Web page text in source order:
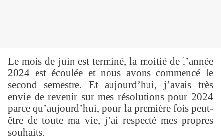
Le mois de juin est terminé, la moitié de l’année
2024 est écoulée et nous avons commencé le
second semestre. Et aujourd’hui, j’avais très
envie de revenir sur mes résolutions pour 2024
parce qu’aujourd’hui, pour la première fois peut-
être de toute ma vie, j’ai respecté mes propres
souhaits.